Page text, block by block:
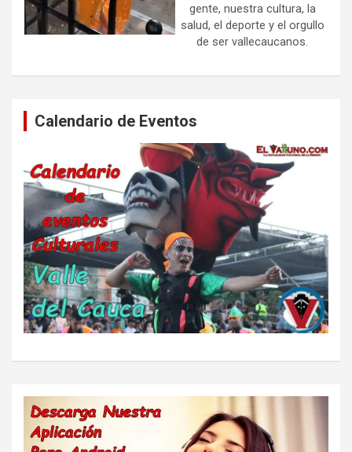
gente, nuestra cultura, la
salud, el deporte y el orgullo
de ser vallecaucanos.
Calendario de Eventos